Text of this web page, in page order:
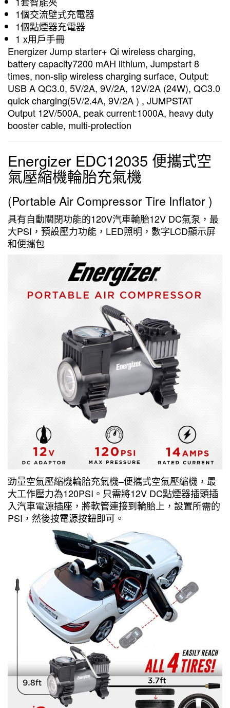
1個交流壁式充電器
1個點煙器充電器
1 x用戶手冊
Energizer Jump starter+ Qi wireless charging,
battery capacity7200 mAH lithium, Jumpstart 8
times, non-slip wireless charging surface, Output:
USB A QC3.0, 5V/2A, 9V/2A, 12V/2A (24W), QC3.0
quick charging(5V/2.4A, 9V/2A ) , JUMPSTAT
Output 12V/500A, peak current:1000A, heavy duty
booster cable, multi-protection
Energizer EDC12035 便攜式空
氣壓縮機輪胎充氣機
(Portable Air Compressor Tire Inflator )
具有自動關閉功能的120V汽車輪胎12V DC氣泵，最
大PSI，預設壓力功能，LED照明，數字LCD顯示屏
和便攜包
勁量空氣壓縮機輪胎充氣機–便攜式空氣壓縮機，最
大工作壓力為120PSI。只需將12V DC點煙器插頭插
入汽車電源插座，將軟管連接到輪胎上，設置所需的
PSI，然後按電源按鈕即可。